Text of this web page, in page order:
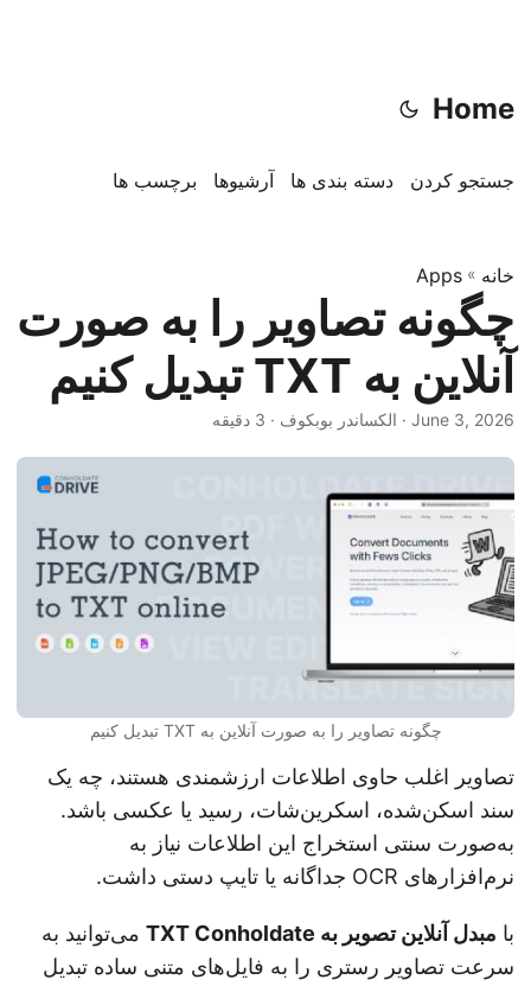
Home
جستجو کردن دسته بندی ها آرشیوها برچسب ها
خانه »
Apps
چگونه تصاویر را به صورت
آنلاین به TXT تبدیل کنیم
June 3, 2026
چگونه تصاویر را به صورت آنلاین به TXT تبدیل کنیم
تصاویر اغلب حاوی اطلاعات ارزشمندی هستند، چه یک
سند اسکن‌شده، اسکرین‌شات، رسید یا عکسی باشد.
به‌صورت سنتی استخراج این اطلاعات نیاز به
نرم‌افزارهای OCR جداگانه یا تایپ دستی داشت.
با مبدل آنلاین تصویر به TXT Conholdate
می‌توانید به
سرعت تصاویر رستری را به فایل‌های متنی ساده تبدیل